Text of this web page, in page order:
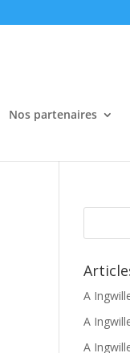
Nos partenaires
A
A
A